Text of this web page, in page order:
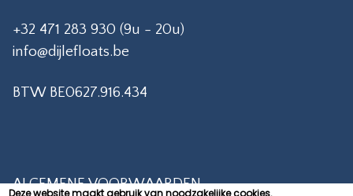
+32 471 283 930 (9u - 20u)
info@dijlefloats.be
BTW BE0627.916.434
ALGEMENE VOORWAARDEN
Deze website maakt gebruik van noodzakelijke cookies.